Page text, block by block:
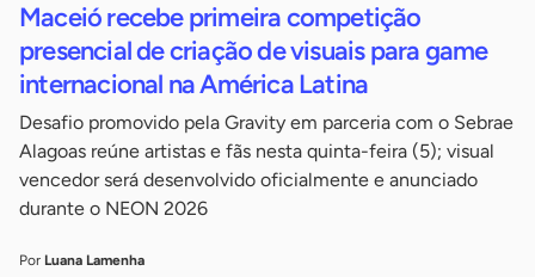
Maceió recebe primeira competição
presencial de criação de visuais para game
internacional na América Latina
Desafio promovido pela Gravity em parceria com o Sebrae
Alagoas reúne artistas e fãs nesta quinta-feira (5); visual
vencedor será desenvolvido oficialmente e anunciado
durante o NEON 2026
Por Luana Lamenha